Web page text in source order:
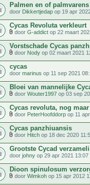
Palmen en of
door Dikkertjedap op 19 apr
Cycas Revoluta verkleurt
door G-addict op 22 maart
Vorstschade Cycas
door Nody op 02 maart 2021
cycas
door marinus op 11 sep 2021
Bloei van mannelijke
door Wouter1997 op 03 sep
Cycas revoluta, nog
door PeterHoofddorp op 11
Cycas panzhiuansis
door Hitch op 18 dec 2020
Grootste Cycad
door johny op 29 apr 2021 13:07
Dioon spinulosum
door Wimkoh op 15 apr 2012